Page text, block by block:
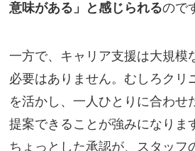
意味がある」と感じられるので
一方で、キャリア支援は大規模
必要はありません。むしろクリ
を活かし、一人ひとりに合わせ
提案できることが強みになりま
ちょっとした承認が、スタッフ